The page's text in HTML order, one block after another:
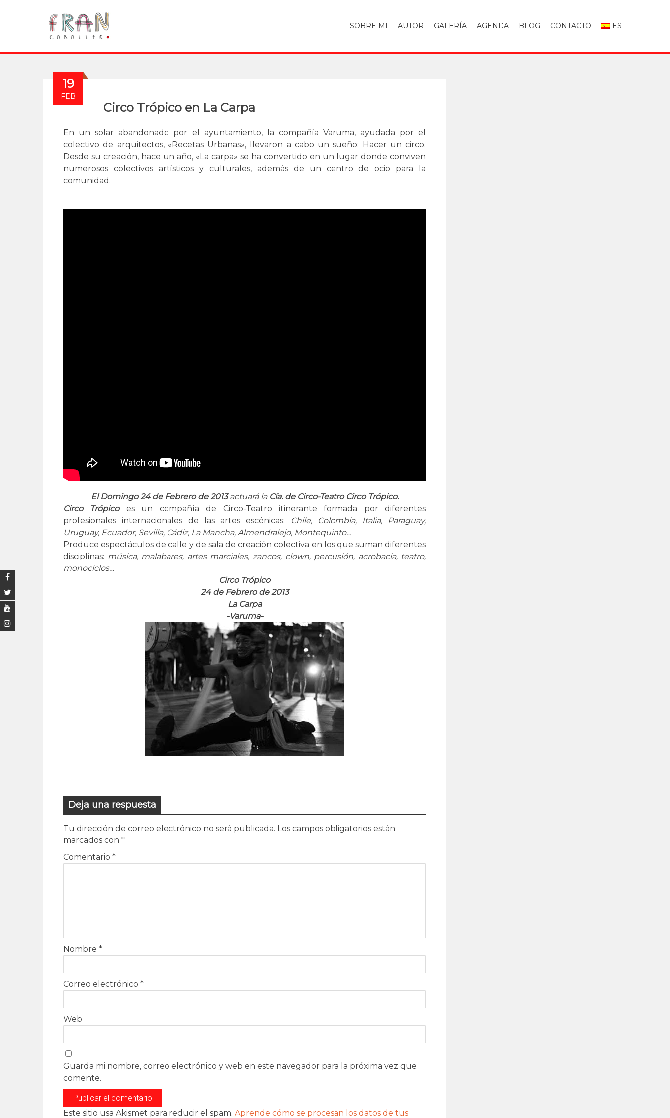
SOBRE MI AUTOR GALERÍA AGENDA BLOG CONTACTO ES
19
FEB
Circo Trópico en La Carpa
En un solar abandonado por el ayuntamiento, la compañía Varuma, ayudada por el
colectivo de arquitectos, «Recetas Urbanas», llevaron a cabo un sueño: Hacer un circo.
Desde su creación, hace un año, «La carpa» se ha convertido en un lugar donde conviven
numerosos colectivos artísticos y culturales, además de un centro de ocio para la
comunidad.
El Domingo 24 de Febrero de 2013 actuará la Cía. de Circo-Teatro Circo Trópico.
Circo Trópicoes un compañía de Circo-Teatro itinerante formada por diferentes
profesionales internacionales de las artes escénicas:
Chile, Colombia, Italia, Paraguay,
Uruguay, Ecuador, Sevilla, Cádiz, La Mancha, Almendralejo, Montequinto…
Produce espectáculos de calle y de sala de creación colectiva en los que suman diferentes
disciplinas: música, malabares, artes marciales, zancos, clown, percusión, acrobacia, teatro,
monociclos…
Circo Trópico
24 de Febrero de 2013
La Carpa
-Varuma-
Deja una respuesta
Tu dirección de correo electrónico no será publicada. Los campos obligatorios están
marcados con *
Comentario *
Nombre *
Correo electrónico *
Web
Guarda mi nombre, correo electrónico y web en este navegador para la próxima vez que
comente.
Este sitio usa Akismet para reducir el spam. Aprende cómo se procesan los datos de tus